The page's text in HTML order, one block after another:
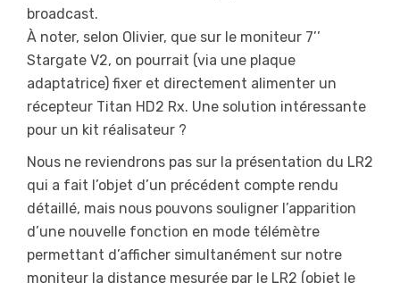
broadcast.
À noter, selon Olivier, que sur le moniteur 7’’
Stargate V2, on pourrait (via une plaque
adaptatrice) fixer et directement alimenter un
récepteur Titan HD2 Rx. Une solution intéressante
pour un kit réalisateur ?
Nous ne reviendrons pas sur la présentation du LR2
qui a fait l’objet d’un précédent compte rendu
détaillé, mais nous pouvons souligner l’apparition
d’une nouvelle fonction en mode télémètre
permettant d’afficher simultanément sur notre
moniteur la distance mesurée par le LR2 (objet le